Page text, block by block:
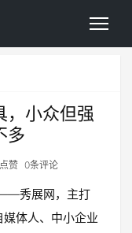
，小众但强
多
赞 0条评论
秀展网，主打
媒体人、中小企业